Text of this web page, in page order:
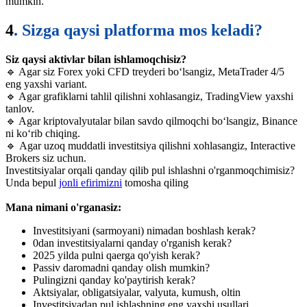
4. Sizga qaysi platforma mos keladi?
Siz qaysi aktivlar bilan ishlamoqchisiz?
🔹 Agar siz Forex yoki CFD treyderi bo‘lsangiz, MetaTrader 4/5
eng yaxshi variant.
🔹 Agar grafiklarni tahlil qilishni xohlasangiz, TradingView yaxshi
tanlov.
🔹 Agar kriptovalyutalar bilan savdo qilmoqchi bo‘lsangiz, Binance
ni ko‘rib chiqing.
🔹 Agar uzoq muddatli investitsiya qilishni xohlasangiz, Interactive
Brokers siz uchun.
Investitsiyalar orqali qanday qilib pul ishlashni o'rganmoqchimisiz?
Unda bepul jonli efirimizni tomosha qiling
Mana nimani o'rganasiz:
Investitsiyani (sarmoyani) nimadan boshlash kerak?
0dan investitsiyalarni qanday o'rganish kerak?
2025 yilda pulni qaerga qo'yish kerak?
Passiv daromadni qanday olish mumkin?
Pulingizni qanday ko'paytirish kerak?
Aktsiyalar, obligatsiyalar, valyuta, kumush, oltin
Investitsiyadan pul ishlashning eng yaxshi usullari